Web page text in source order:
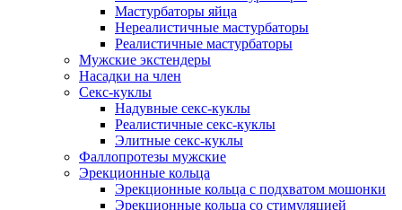
Мастурбаторы яйца
Нереалистичные мастурбаторы
Реалистичные мастурбаторы
Мужские экстендеры
Насадки на член
Секс-куклы
Надувные секс-куклы
Реалистичные секс-куклы
Элитные секс-куклы
Фаллопротезы мужские
Эрекционные кольца
Эрекционные кольца с подхватом мошонки
Эрекционные кольца со стимуляцией